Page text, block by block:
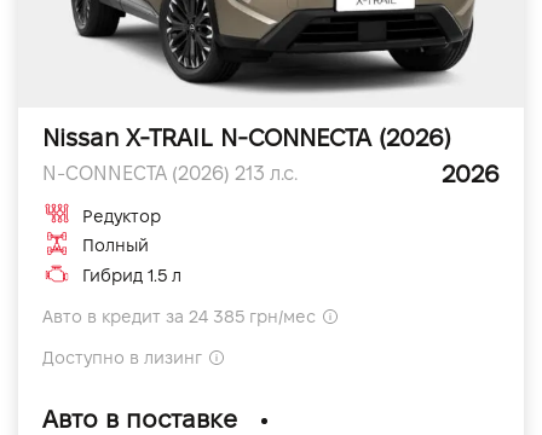
Nissan X-TRAIL N-CONNECTA (2026)
N-CONNECTA (2026) 213 л.с. 2026
Редуктор
Полный
Гибрид 1.5 л
Авто в кредит за 24 385 грн/мес
Доступно в лизинг
Авто в поставке